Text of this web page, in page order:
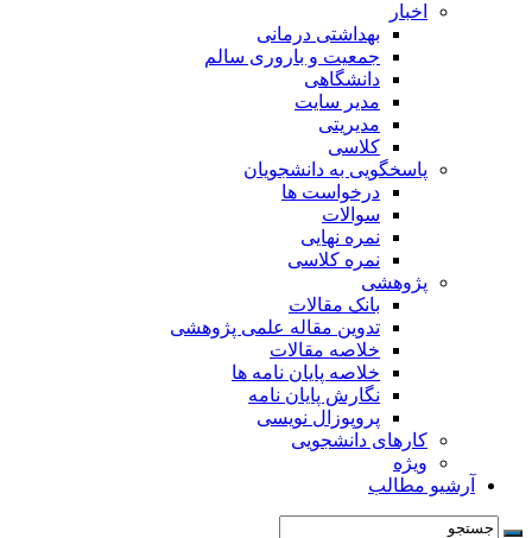
اخبار
بهداشتی درمانی
جمعیت و باروری سالم
دانشگاهی
مدیر سایت
مدیریتی
کلاسی
پاسخگویی به دانشجویان
درخواست ها
سوالات
نمره نهایی
نمره کلاسی
پژوهشی
بانک مقالات
تدوین مقاله علمی پژوهشی
خلاصه مقالات
خلاصه پایان نامه ها
نگارش پایان نامه
پروپوزال نویسی
کارهای دانشجویی
ویژه
آرشیو مطالب